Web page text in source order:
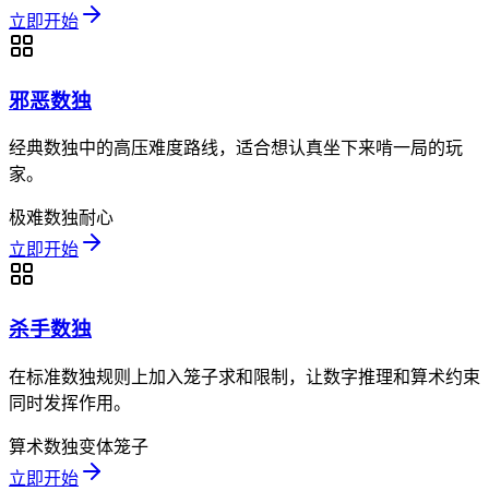
立即开始
邪恶数独
经典数独中的高压难度路线，适合想认真坐下来啃一局的玩
家。
极难数独耐心
立即开始
杀手数独
在标准数独规则上加入笼子求和限制，让数字推理和算术约束
同时发挥作用。
算术数独变体笼子
立即开始